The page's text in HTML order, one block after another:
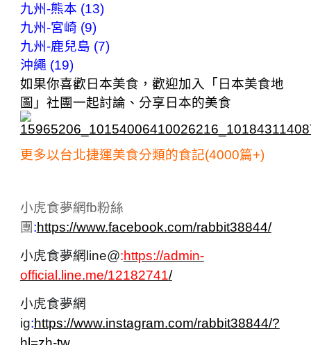
九州-熊本 (13)
九州-宮崎 (9)
九州-鹿兒島 (7)
沖繩 (19)
如果你喜歡日本美食，歡迎加入「日本美食地
圖」社團一起討論、分享日本的美食
更多以台北捷運美食分類的食記(4000篇+)
小虎食夢網fb粉絲
團 :https://www.facebook.com/rabbit38844/
小虎食夢網line@:https://admin-
official.line.me/12182741/
小虎食夢網
ig:https://www.instagram.com/rabbit38844/?